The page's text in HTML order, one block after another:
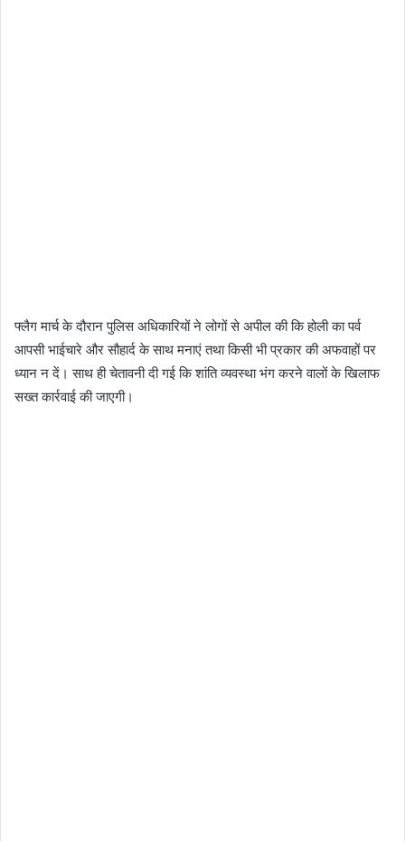
फ्लैग मार्च के दौरान पुलिस अधिकारियों ने लोगों से अपील की कि होली का पर्व
आपसी भाईचारे और सौहार्द के साथ मनाएं तथा किसी भी प्रकार की अफवाहों पर
ध्यान न दें। साथ ही चेतावनी दी गई कि शांति व्यवस्था भंग करने वालों के खिलाफ
सख्त कार्रवाई की जाएगी।